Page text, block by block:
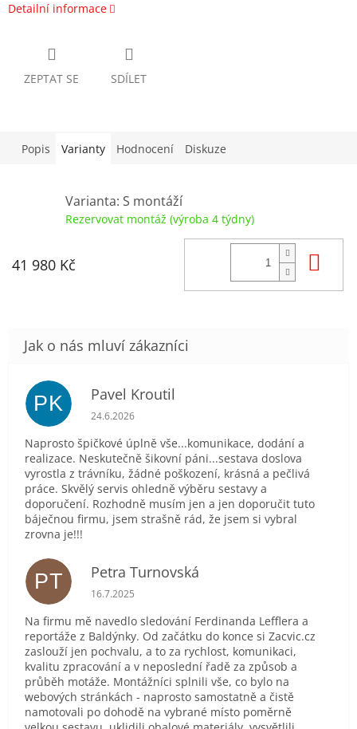
Detailní informace
ZEPTAT SE SDÍLET
Popis Varianty Hodnocení Diskuze
Varianta: S montáží
Rezervovat montáž (výroba 4 týdny)
41 980 Kč
PK Pavel Kroutil
Hodnocení obchodu je 5 z 5 hvězdiček.
24.6.2026
Naprosto špičkové úplně vše...komunikace, dodání a
realizace. Neskutečně šikovní páni...sestava doslova
vyrostla z trávníku, žádné poškození, krásná a pečlivá
práce. Skvělý servis ohledně výběru sestavy a
doporučení. Rozhodně musím jen a jen doporučit tuto
báječnou firmu, jsem strašně rád, že jsem si vybral
zrovna je!!!
PT Petra Turnovská
Hodnocení obchodu je 5 z 5 hvězdiček.
16.7.2025
Na firmu mě navedlo sledování Ferdinanda Lefflera a
reportáže z Baldýnky. Od začátku do konce si Zacvic.cz
zaslouží jen pochvalu, a to za rychlost, komunikaci,
kvalitu zpracování a v neposlední řadě za způsob a
průběh motáže. Montážníci splnili vše, co bylo na
webových stránkách - naprosto samostatně a čistě
namotovali po dohodě na vybrané místo poměrně